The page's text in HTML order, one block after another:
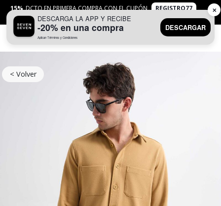
15% DCTO EN PRIMERA COMPRA CON EL CUPÓN
REGISTRO77
APLICANTYC
< Volver
DESCARGA LA APP Y RECIBE
-20% en una compra
Aplican Términos y Condiciones
DESCARGAR
✕